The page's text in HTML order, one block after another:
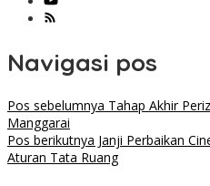
Navigasi pos
Pos sebelumnya Tahap Akhir
Manggarai
Pos berikutnya Janji Perbaikan
Aturan Tata Ruang